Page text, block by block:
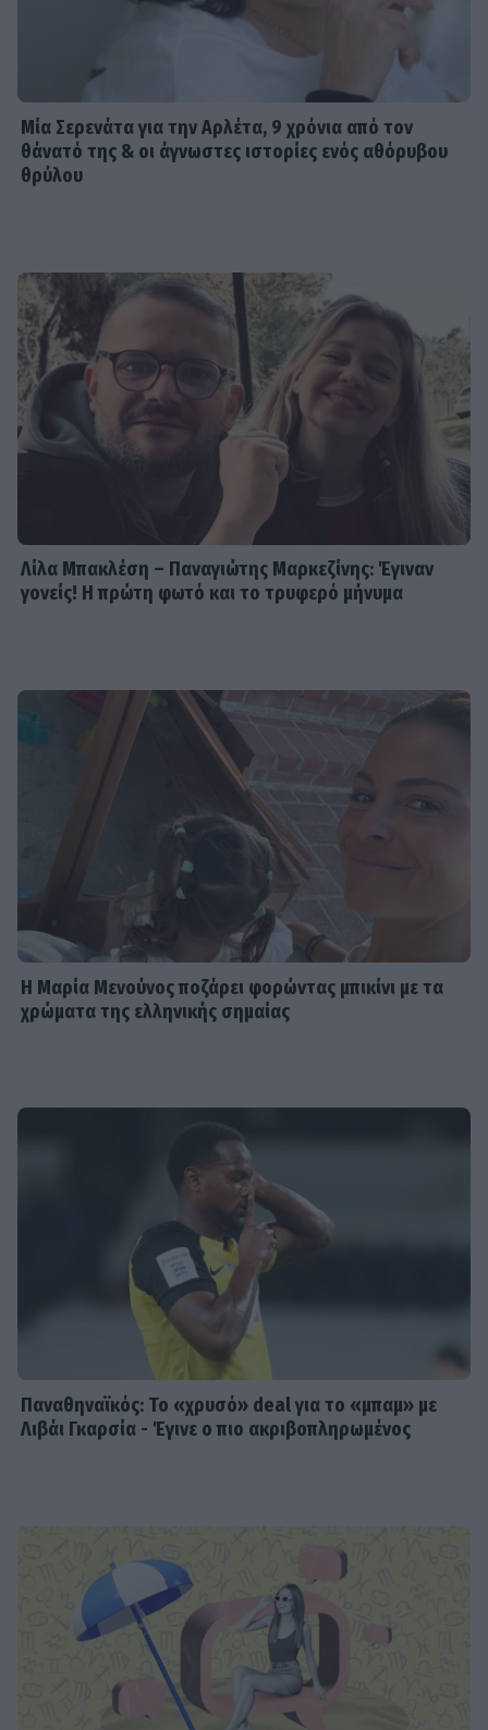
Μία Σερενάτα για την Αρλέτα, 9 χρόνια από τον
θάνατό της & οι άγνωστες ιστορίες ενός αθόρυβου
θρύλου
Λίλα Μπακλέση – Παναγιώτης Μαρκεζίνης: Έγιναν
γονείς! Η πρώτη φωτό και το τρυφερό μήνυμα
Η Μαρία Μενούνος ποζάρει φορώντας μπικίνι με τα
χρώματα της ελληνικής σημαίας
Παναθηναϊκός: Το «χρυσό» deal για το «μπαμ» με
Λιβάι Γκαρσία - Έγινε ο πιο ακριβοπληρωμένος